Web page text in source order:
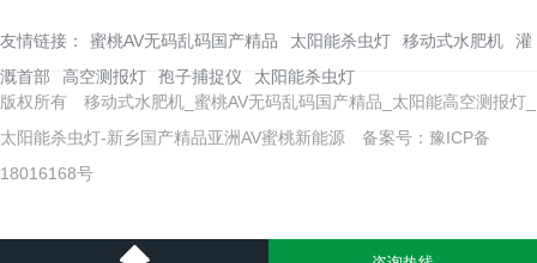
友情链接： 蜜桃AV无码乱码国产精品 太阳能杀虫灯 移动式水肥机
灌
溉首部
高空测报灯 孢子捕捉仪
太阳能杀虫灯
版权所有 移动式水肥机_蜜桃AV无码乱码国产精品_太阳能高空测报灯_
太阳能杀虫灯-新乡国产精品亚洲AV蜜桃新能源 备案号：豫ICP备
18016168号